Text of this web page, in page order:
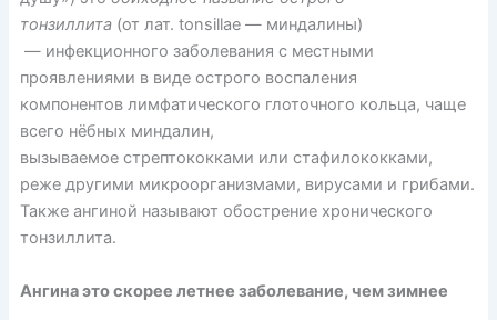
тонзиллита(от лат. tonsillae — миндалины)
— инфекционного заболевания с местными
проявлениями в виде острого воспаления
компонентов лимфатического глоточного кольца, чаще
всего нёбных миндалин,
вызываемое стрептококками или стафилококками,
реже другими микроорганизмами, вирусами и грибами.
Также ангиной называют обострение хронического
тонзиллита.
Ангина это скорее летнее заболевание, чем зимнее